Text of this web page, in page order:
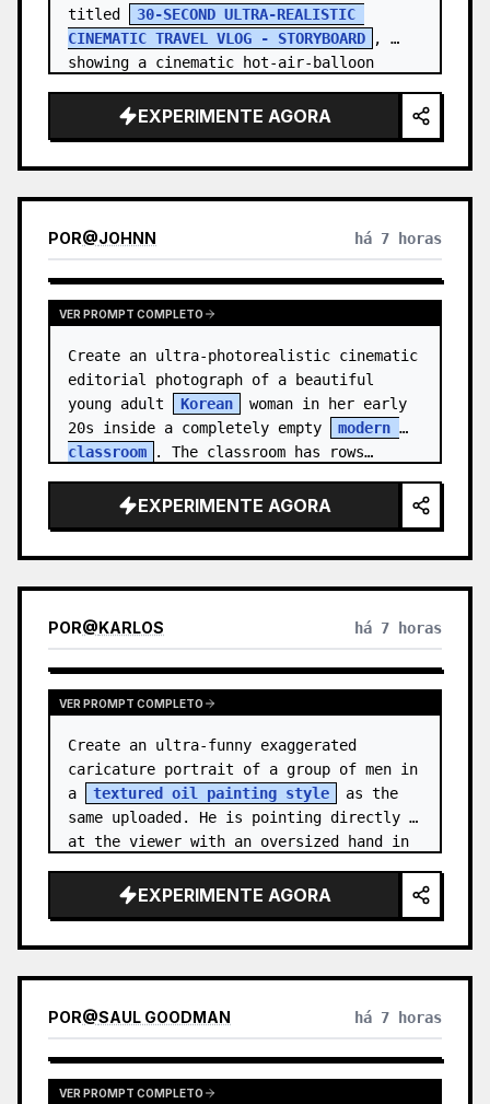
titled
30-SECOND ULTRA-REALISTIC
CINEMATIC TRAVEL VLOG - STORYBOARD
,
showing a cinematic hot-air-balloon
EXPERIMENTE AGORA
POR@JOHNN há 7 horas
VER PROMPT COMPLETO
Create an ultra-photorealistic cinematic
editorial photograph of a beautiful
young adult
Korean
woman in her early
20s inside a completely empty
modern
classroom
. The classroom has rows…
EXPERIMENTE AGORA
POR@KARLOS há 7 horas
VER PROMPT COMPLETO
Create an ultra-funny exaggerated
caricature portrait of a group of men in
a
textured oil painting style
as the
same uploaded. He is pointing directly
at the viewer with an oversized hand in
EXPERIMENTE AGORA
POR@SAUL GOODMAN há 7 horas
VER PROMPT COMPLETO